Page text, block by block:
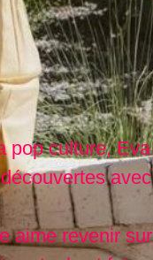
pop culture, Eva
avec
aime revenir sur